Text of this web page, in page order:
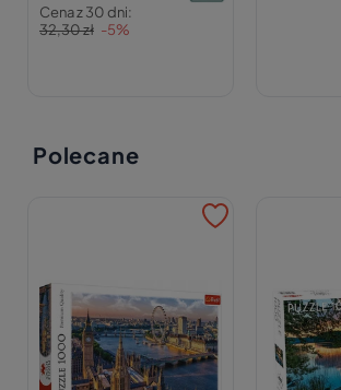
Cena z 30 dni:
32,30 zł -5%
Polecane